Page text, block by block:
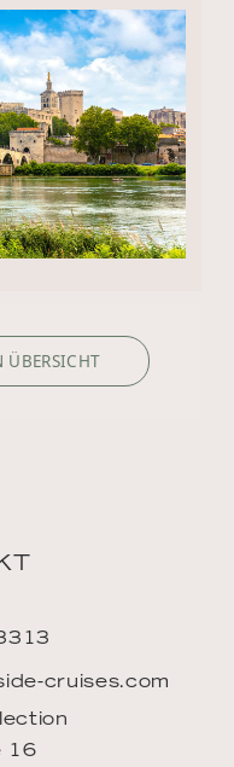
ÜBERSICHT
cruises.com
16